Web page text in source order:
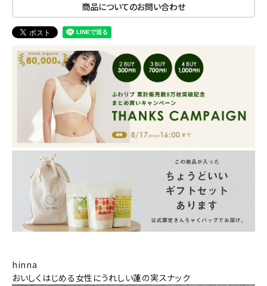
商品についてのお問い合わせ
hinna
おいしくはじめる女性にうれしい蓮の実スナック